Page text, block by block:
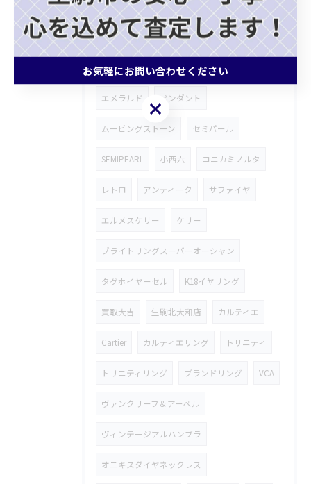
モノグラムトリヨン 記念メダル
ブランド財布 ROLEX ロンジン
腕時計 FENDI 皇太子殿下御成婚金貨
エメラルド ペンダント
ムービングストーン セミパール
SEMIPEARL 小西六 コニカミノルタ
レトロ アンティーク サファイヤ
エルメスケリー ケリー
ブライトリングスーパーオーシャン
タグホイヤーセル K18イヤリング
買取大吉 生駒北大和店 カルティエ
Cartier カルティエリング トリニティ
トリニティリング ブランドリング VCA
ヴァンクリーフ＆アーペル
ヴィンテージアルハンブラ
オニキスダイヤネックレス
お気軽にお問い合わせください
お気軽にお問い合わせください